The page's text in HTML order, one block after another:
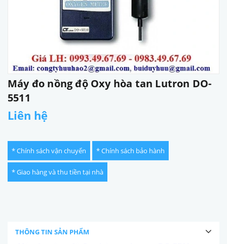
Máy đo nồng độ Oxy hòa tan Lutron DO-
5511
Liên hệ
* Chính sách vận chuyển * Chính sách bảo hành
* Giao hàng và thu tiền tại nhà
THÔNG TIN SẢN PHẨM